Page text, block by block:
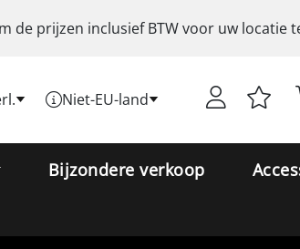
de prijzen inclusiefBTWvoor uw locatie
Niet-EU-land
Bijzondere verkoop